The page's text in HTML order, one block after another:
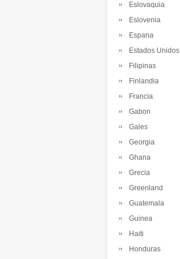
Eslovaquia
Eslovenia
Espana
Estados Unidos
Filipinas
Finlandia
Francia
Gabon
Gales
Georgia
Ghana
Grecia
Greenland
Guatemala
Guinea
Haiti
Honduras